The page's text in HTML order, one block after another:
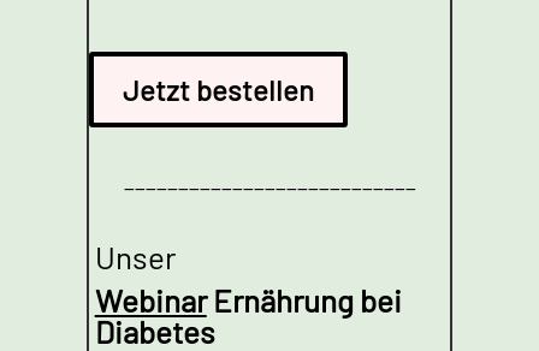
Jetzt bestellen
Unser
WebinarErnährung bei
Diabetes